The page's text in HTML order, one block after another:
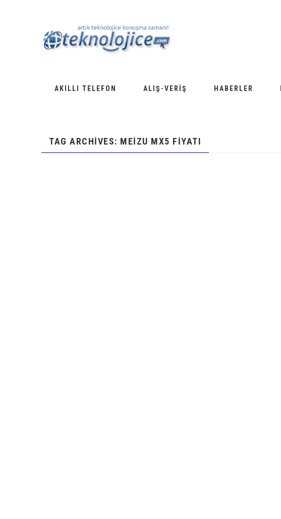
AKILLI TELEFON ALIŞ-VERIŞ HABERLER
TAG ARCHIVES: MEIZU MX5 FIYATI